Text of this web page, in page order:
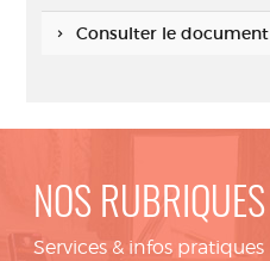
Consulter le document
NOS RUBRIQUES
Services & infos pratiques